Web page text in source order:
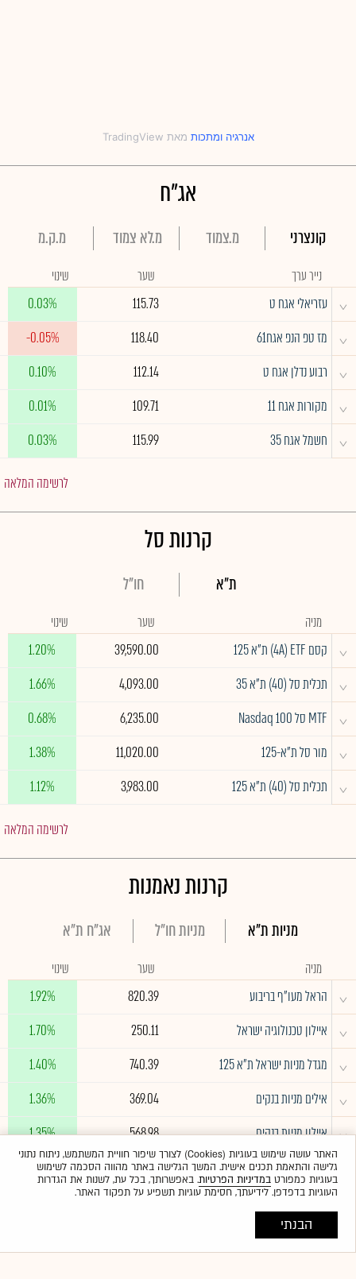
אנרגיה ‎ו‎ מתכות
אג"ח
קונצרני מ.צמוד מ.לא צמוד מ.ק.מ
נייר ערך שער שינוי
^ עזריאלי אגח ט 115.73
0.03%
^ מז טפ הנפ אגח61 118.40
-0.05%
^ רבוע נדלן אגח ט 112.14
0.10%
^ מקורות אגח 11 109.71
0.01%
^ חשמל אגח 35 115.99
0.03%
לרשימה המלאה
קרנות סל
ת"א חו"ל
מניה שער שינוי
^ קסם 4A) ETF) ת"א 125 39,590.00
1.20%
^ תכלית סל (40) ת"א 35 4,093.00
1.66%
^ MTF סל Nasdaq 100 6,235.00
0.68%
^ מור סל ת"א-125 11,020.00
1.38%
^ תכלית סל (40) ת"א 125 3,983.00
1.12%
לרשימה המלאה
קרנות נאמנות
מניות ת"א מניות חו"ל אג"ח ת"א
מניה שער שינוי
^ הראל מעו"ף בריבוע 820.39
1.92%
^ איילון טכנולוגיה ישראל 250.11
1.70%
^ מגדל מניות ישראל ת"א 125 740.39
1.40%
^ אילים מניות בנקים 369.04
1.36%
^ איילון מניות בנקים 568.98
1.35%
לרשימה המלאה
האתר עושה שימוש בעוגיות (Cookies) לצורך שיפור חוויית המשתמש, ניתוח נתוני
גלישה והתאמת תכנים אישית. המשך הגלישה באתר מהווה הסכמה לשימוש
בעוגיות כמפורטבמדיניות הפרטיות. באפשרותך, בכל עת, לשנות את הגדרות
העוגיות בדפדפן. לידיעתך, חסימת עוגיות תשפיע על תפקוד האתר.
הבנתי